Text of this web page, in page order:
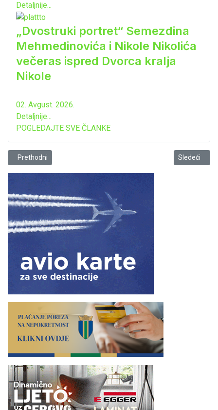
Detaljnije...
„Dvostruki portret“ Semezdina
Mehmedinovića i Nikole Nikolića
večeras ispred Dvorca kralja
Nikole
02. Avgust. 2026.
Detaljnije...
POGLEDAJTE SVE ČLANKE
Prethodni članak: Rokovi legalizacije
Prethodni Sledeći
Sledeći